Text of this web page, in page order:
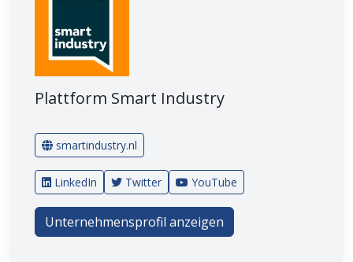
Plattform Smart Industry
smartindustry.nl
LinkedIn Twitter YouTube
Unternehmensprofil anzeigen